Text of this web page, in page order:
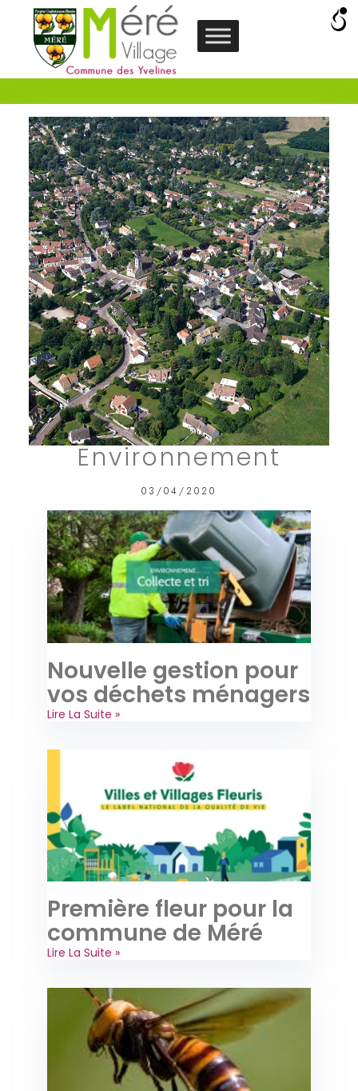
Environnement
03/04/2020
Nouvelle gestion pour
vos déchets ménagers
Lire La Suite »
Première fleur pour la
commune de Méré
Lire La Suite »